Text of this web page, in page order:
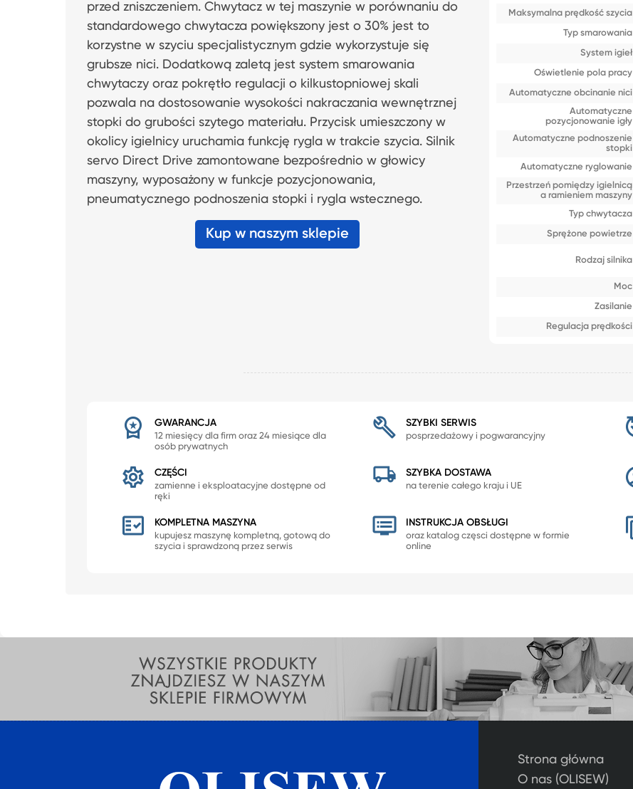
przed zniszczeniem. Chwytacz w tej maszynie w porównaniu do
standardowego chwytacza powiększony jest o 30% jest to
korzystne w szyciu specjalistycznym gdzie wykorzystuje się
grubsze nici. Dodatkową zaletą jest system smarowania
chwytaczy oraz pokrętło regulacji o kilkustopniowej skali
pozwala na dostosowanie wysokości nakraczania wewnętrznej
stopki do grubości szytego materiału. Przycisk umieszczony w
okolicy igielnicy uruchamia funkcję rygla w trakcie szycia. Silnik
servo Direct Drive zamontowane bezpośrednio w głowicy
maszyny, wyposażony w funkcje pozycjonowania,
pneumatycznego podnoszenia stopki i rygla wstecznego.
Kup w naszym sklepie
Maksymalna prędkość szycia
Typ smarowania
System igieł
Oświetlenie pola pracy
Automatyczne obcinanie nici
Automatyczne
pozycjonowanie igły
Automatyczne podnoszenie
stopki
Automatyczne ryglowanie
Przestrzeń pomiędzy igielnicą
a ramieniem maszyny
Typ chwytacza
Sprężone powietrze
Rodzaj silnika
Moc
Zasilanie
Regulacja prędkości
GWARANCJA
12 miesięcy dla firm oraz 24 miesiące dla
osób prywatnych
SZYBKI SERWIS
posprzedażowy i pogwarancyjny
CZĘŚCI
zamienne i eksploatacyjne dostępne od
ręki
SZYBKA DOSTAWA
na terenie całego kraju i UE
KOMPLETNA MASZYNA
kupujesz maszynę kompletną, gotową do
szycia i sprawdzoną przez serwis
INSTRUKCJA OBSŁUGI
oraz katalog częsci dostępne w formie
online
Strona główna
O nas (OLISEW)